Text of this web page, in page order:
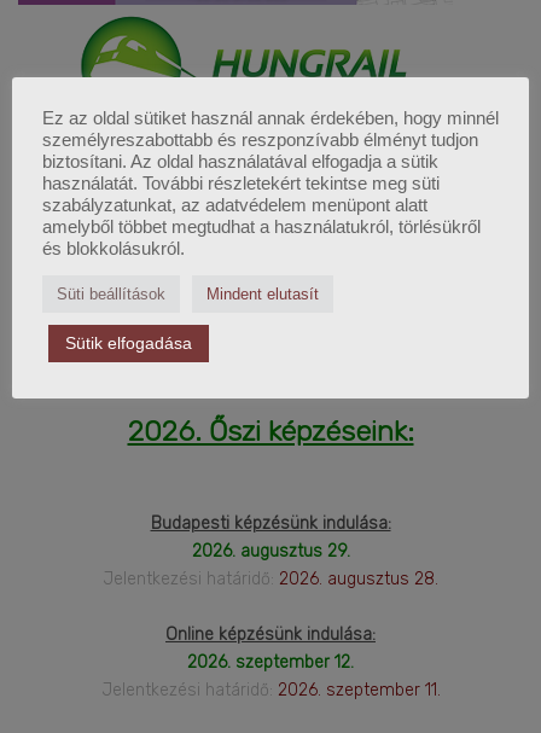
FELSŐFOKÚ LOGISZTIKAI
MENEDZSER KÉPZÉS
2026. Őszi képzéseink:
Budapesti képzésünk indulása:
2026. augusztus 29.
Jelentkezési határidő: 2026. augusztus 28.
Online képzésünk indulása:
2026. szeptember 12.
Jelentkezési határidő: 2026. szeptember 11.
Ez az oldal sütiket használ annak érdekében, hogy minnél
személyreszabottabb és reszponzívabb élményt tudjon
biztosítani. Az oldal használatával elfogadja a sütik
használatát. További részletekért tekintse meg süti
szabályzatunkat, az adatvédelem menüpont alatt
amelyből többet megtudhat a használatukról, törlésükről
és blokkolásukról.
Süti beállítások Mindent elutasít
Sütik elfogadása